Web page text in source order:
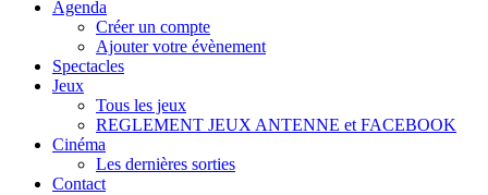
Agenda
Créer un compte
Ajouter votre évènement
Spectacles
Jeux
Tous les jeux
REGLEMENT JEUX ANTENNE et FACEBOOK
Cinéma
Les dernières sorties
Contact